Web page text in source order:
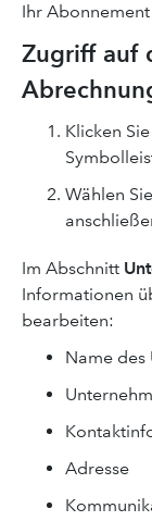
Ihr
Zugriff auf
Klicken
Wählen Sie
Im Abschnitt
Informationen
bearbeiten:
Name des
Adresse